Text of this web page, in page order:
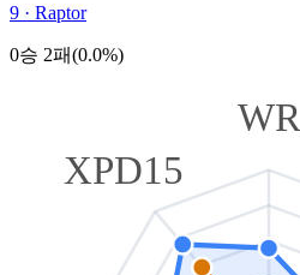
9 · Raptor
0승 2패(0.0%)
WR
XPD15